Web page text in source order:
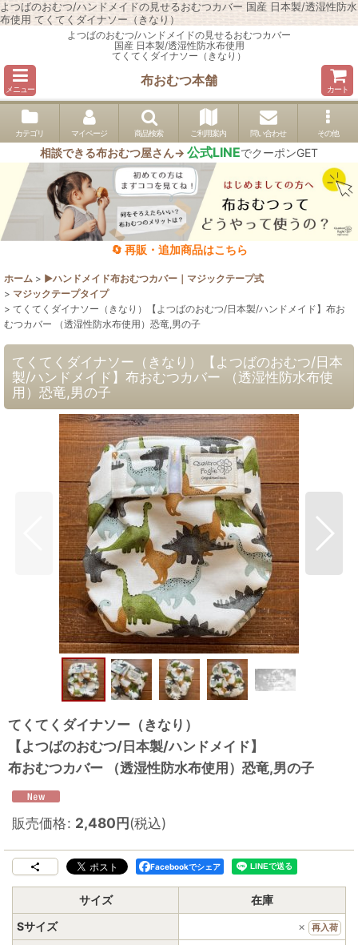
よつばのおむつ/ハンドメイドの見せるおむつカバー 国産 日本製/透湿性防水
布使用 てくてくダイナソー（きなり）
よつばのおむつ/ハンドメイドの見せるおむつカバー
国産 日本製/透湿性防水布使用
てくてくダイナソー（きなり）
メニュー
布おむつ本舗
カート
カテゴリ マイページ 商品検索 ご利用案内 問い合わせ その他
相談できる布おむつ屋さん→ 公式LINEでクーポンGET
🔄 再販・追加商品はこちら
ホーム > ▶︎ハンドメイド布おむつカバー｜マジックテープ式
> マジックテープタイプ
> てくてくダイナソー（きなり）【よつばのおむつ/日本製/ハンドメイド】布お
むつカバー （透湿性防水布使用）恐竜,男の子
てくてくダイナソー（きなり）【よつばのおむつ/日本
製/ハンドメイド】布おむつカバー （透湿性防水布使
用）恐竜,男の子
てくてくダイナソー（きなり）
【よつばのおむつ/日本製/ハンドメイド】
布おむつカバー （透湿性防水布使用）恐竜,男の子
販売価格: 2,480円(税込)
Facebookでシェア
サイズ
在庫
Sサイズ
× 再入荷